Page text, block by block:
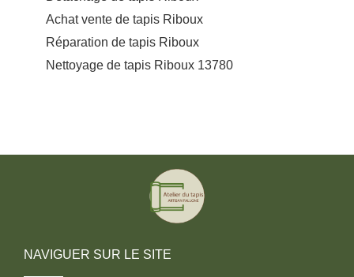
Achat vente de tapis Riboux
Réparation de tapis Riboux
Nettoyage de tapis Riboux 13780
NAVIGUER SUR LE SITE